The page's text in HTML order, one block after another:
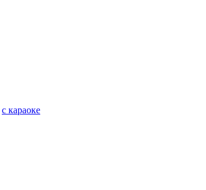
с караоке